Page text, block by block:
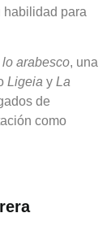
habilidad para
arabesco, una
Ligeia y La
de
como